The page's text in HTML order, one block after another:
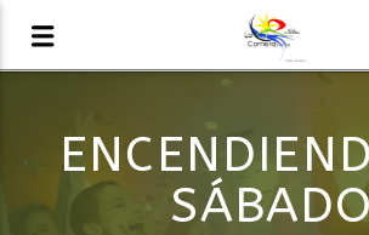
AUDIO EN
LA COMETA, SEÑALES A